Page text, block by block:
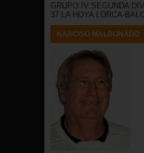
GRUPO IV SEGUNDA
37 LA HOYA LORCA-
NARCISO MALDONADO